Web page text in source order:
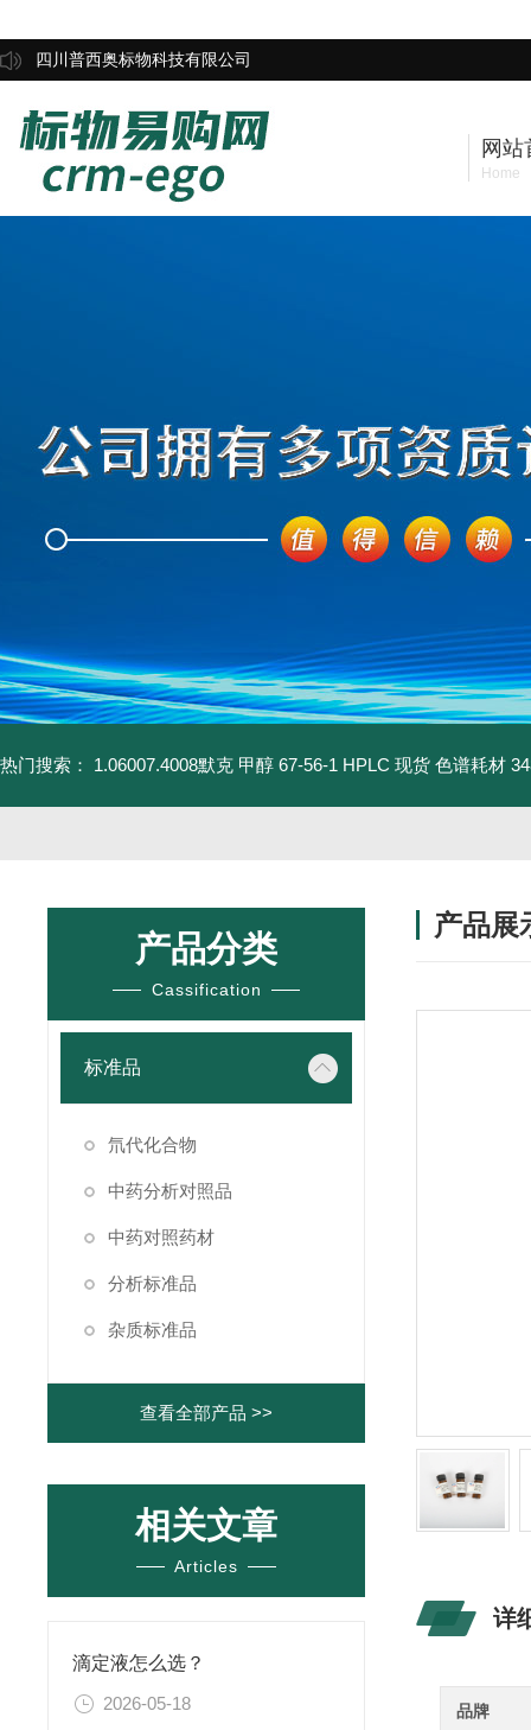
四川普西奥标物科技有限公司
网站
Home
热门搜索： 1.06007.4008默克 甲醇 67-56-1 HPLC 现货 色谱耗材
产品分类
Cassification
标准品
氘代化合物
中药分析对照品
中药对照药材
分析标准品
杂质标准品
查看全部产品 >>
相关文章
Articles
滴定液怎么选？
2026-05-18
产品展
详
品牌